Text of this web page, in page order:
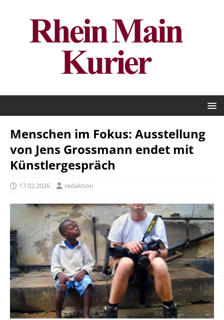
Menschen im Fokus: Ausstellung
von Jens Grossmann endet mit
Künstlergespräch
17.02.2026 redaktion